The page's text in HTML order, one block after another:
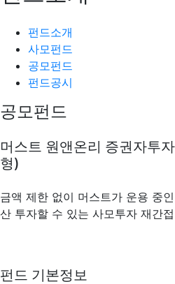
펀드소개
사모펀드
공모펀드
펀드공시
공모펀드
머스트 원앤온리 증권자투
형)
금액 제한 없이 머스트가 운용 중
산 투자할 수 있는 사모투자 재간
펀드 기본정보